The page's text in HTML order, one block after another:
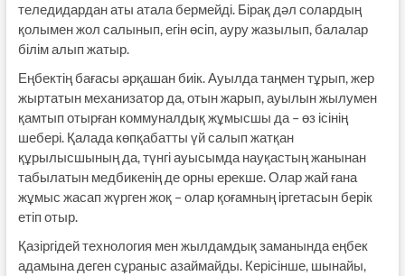
теледидардан аты атала бермейді. Бірақ дәл солардың
қолымен жол салынып, егін өсіп, ауру жазылып, балалар
білім алып жатыр.
Еңбектің бағасы әрқашан биік. Ауылда таңмен тұрып, жер
жыртатын механизатор да, отын жарып, ауылын жылумен
қамтып отырған коммуналдық жұмысшы да – өз ісінің
шебері. Қалада көпқабатты үй салып жатқан
құрылысшының да, түнгі ауысымда науқастың жанынан
табылатын медбикенің де орны ерекше. Олар жай ғана
жұмыс жасап жүрген жоқ – олар қоғамның іргетасын берік
етіп отыр.
Қазіргідей технология мен жылдамдық заманында еңбек
адамына деген сұраныс азаймайды. Керісінше, шынайы,